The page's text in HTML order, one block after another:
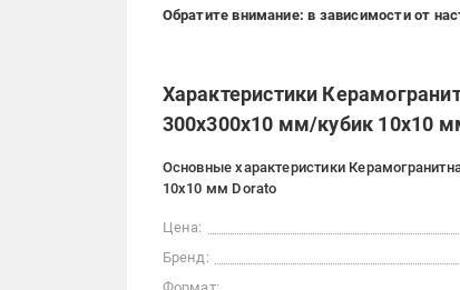
Обратите внимание: в зависимости от
Характеристики
300x300x10 мм/кубик 10x10
Основные характеристики
10x10 мм Dorato
Цена:
Бренд: